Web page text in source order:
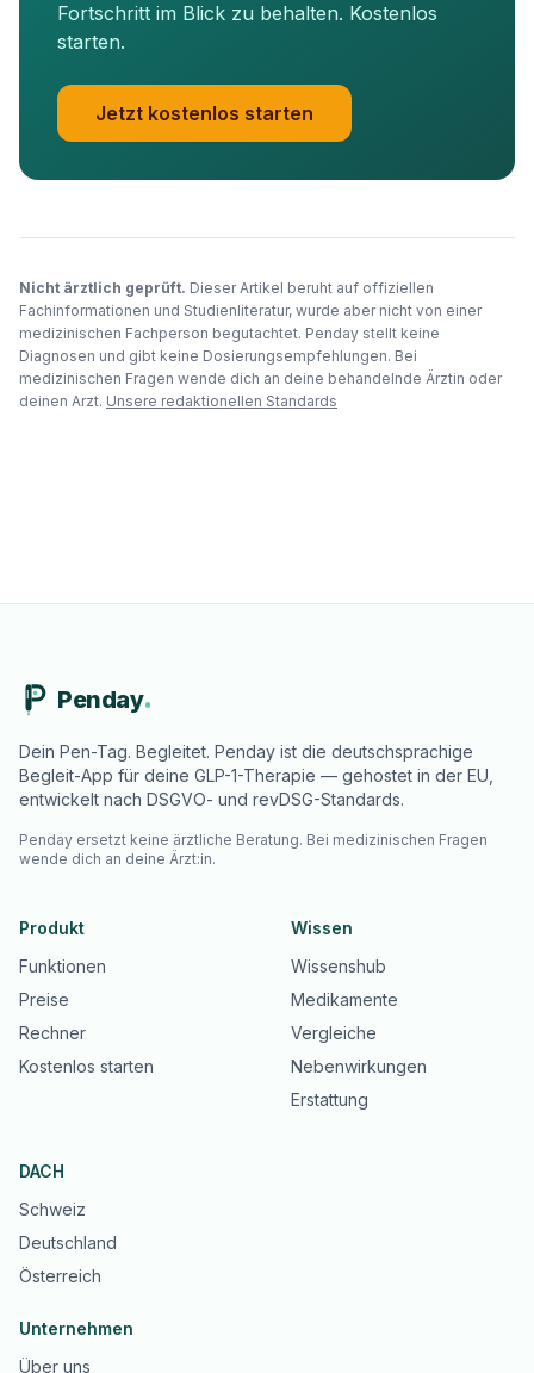
Fortschritt im Blick zu behalten. Kostenlos
starten.
Jetzt kostenlos starten
Nicht ärztlich geprüft. Dieser Artikel beruht auf offiziellen
Fachinformationen und Studienliteratur, wurde aber nicht von einer
medizinischen Fachperson begutachtet. Penday stellt keine
Diagnosen und gibt keine Dosierungsempfehlungen. Bei
medizinischen Fragen wende dich an deine behandelnde Ärztin oder
deinen Arzt. Unsere redaktionellen Standards
Penday
Dein Pen-Tag. Begleitet. Penday ist die deutschsprachige
Begleit-App für deine GLP-1-Therapie — gehostet in der EU,
entwickelt nach DSGVO- und revDSG-Standards.
Penday ersetzt keine ärztliche Beratung. Bei medizinischen Fragen
wende dich an deine Ärzt:in.
Produkt
Funktionen
Preise
Rechner
Kostenlos starten
Wissen
Wissenshub
Medikamente
Vergleiche
Nebenwirkungen
Erstattung
DACH
Schweiz
Deutschland
Österreich
Unternehmen
Über uns